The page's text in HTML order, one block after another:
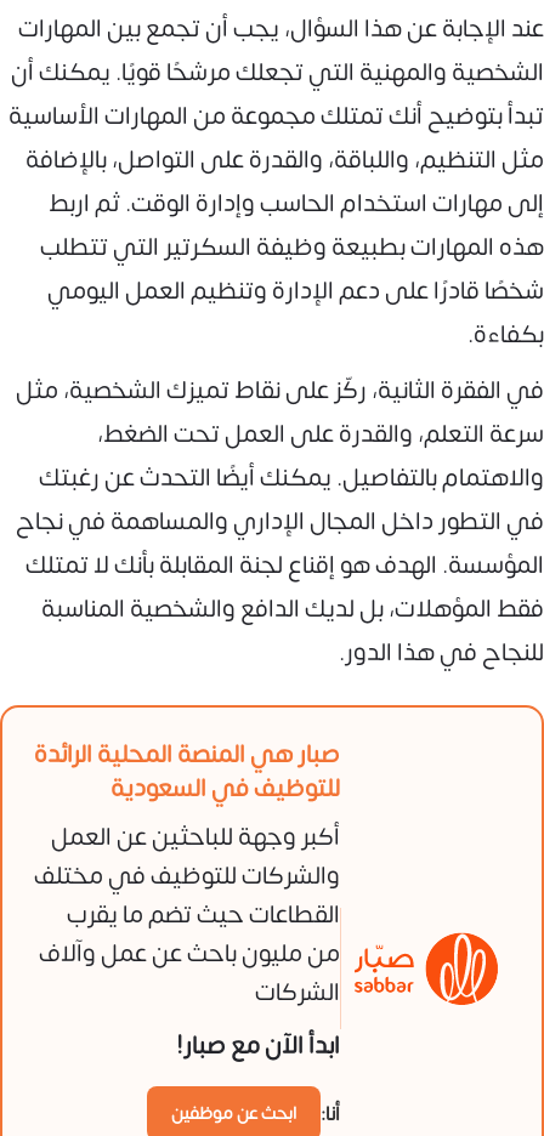
عند الإجابة عن هذا السؤال، يجب أن تجمع بين المهارات
الشخصية والمهنية التي تجعلك مرشحًا قويًا. يمكنك أن
تبدأ بتوضيح أنك تمتلك مجموعة من المهارات الأساسية
مثل التنظيم، واللباقة، والقدرة على التواصل، بالإضافة
إلى مهارات استخدام الحاسب وإدارة الوقت. ثم اربط
هذه المهارات بطبيعة وظيفة السكرتير التي تتطلب
شخصًا قادرًا على دعم الإدارة وتنظيم العمل اليومي
بكفاءة.
في الفقرة الثانية، ركّز على نقاط تميزك الشخصية، مثل
سرعة التعلم، والقدرة على العمل تحت الضغط،
والاهتمام بالتفاصيل. يمكنك أيضًا التحدث عن رغبتك
في التطور داخل المجال الإداري والمساهمة في نجاح
المؤسسة. الهدف هو إقناع لجنة المقابلة بأنك لا تمتلك
فقط المؤهلات، بل لديك الدافع والشخصية المناسبة
للنجاح في هذا الدور.
صبار هي المنصة المحلية الرائدة
للتوظيف في السعودية
أكبر وجهة للباحثين عن العمل
والشركات للتوظيف في مختلف
القطاعات حيث تضم ما يقرب
من مليون باحث عن عمل وآلاف
الشركات
ابدأ الآن مع صبار!
أنا:
ابحث عن موظفين